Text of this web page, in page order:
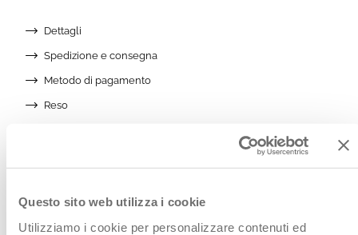
Questo sito web utilizza i cookie
Utilizziamo i cookie per personalizzare contenuti ed
Dettagli
Spedizione e consegna
Metodo di pagamento
Reso
Potrebbe piacerti anche: